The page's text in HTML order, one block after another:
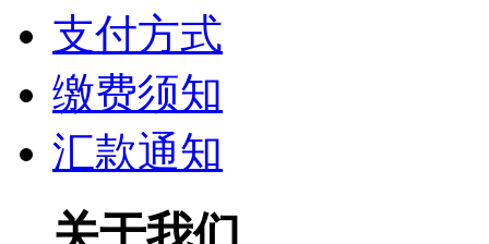
支付方式
缴费须知
汇款通知